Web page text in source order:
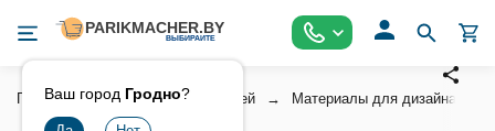
Ваш город Гродно?
Главная Косметика для ногтей Материалы для дизайна